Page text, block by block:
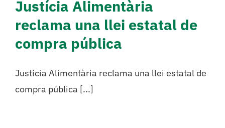
Justícia Alimentària
reclama una llei estatal de
compra pública
Justícia Alimentària reclama una llei estatal de
compra pública [...]